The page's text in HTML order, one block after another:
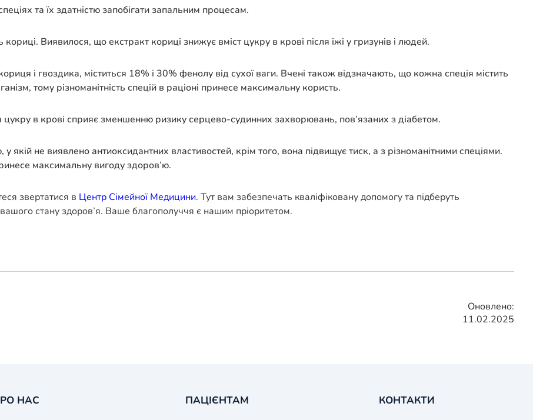
та їх здатністю запобігати запальним процесам.
Виявилося, що екстракт кориці знижує вміст цукру в крові після їжі у гризунів і людей.
і гвоздика, міститься 18% і 30% фенолу від сухої ваги. Вчені також відзначають, що кожна спеція містить
тому різноманітність спецій в раціоні принесе максимальну користь.
в крові сприяє зменшенню ризику серцево-судинних захворювань, пов’язаних з діабетом.
якій не виявлено антиоксидантних властивостей, крім того, вона підвищує тиск, а з різноманітними спеціями.
максимальну вигоду здоров’ю.
звертатися в Центр Сімейної Медицини. Тут вам забезпечать кваліфіковану допомогу та підберуть
стану здоров’я. Ваше благополуччя є нашим пріоритетом.
Оновлено:
11.02.2025
НАС ПАЦІЄНТАМ КОНТАКТИ